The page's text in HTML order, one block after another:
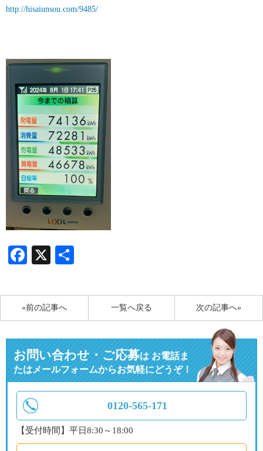
http://hisaiunsou.com/9485/
Facebook
X
«前の記事へ 次の記事へ»
一覧へ戻る
お問い合わせ・ご応募はお電話ま
たはメールフォームからお気軽にどうぞ！
0120-565-171
【受付時間】平日8:30～18:00